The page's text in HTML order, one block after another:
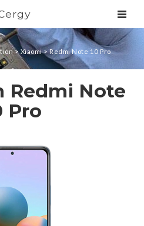
>Xiaomi>Redmi Note 10 Pro
Redmi Note
Pro